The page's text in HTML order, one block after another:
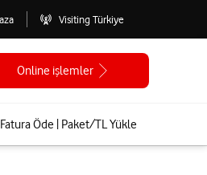
Visiting Türkiye
Online işlemler
Fatura Öde | Paket/TL Yükle